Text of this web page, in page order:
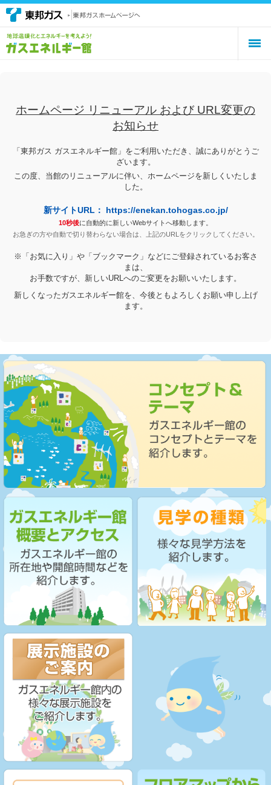
ホームページ リニューアル および URL変更の
お知らせ
「東邦ガス ガスエネルギー館」をご利用いただき、誠にありがとうご
ざいます。
この度、当館のリニューアルに伴い、ホームページを新しくいたしま
した。
新サイトURL： https://enekan.tohogas.co.jp/
10秒後に自動的に新しいWebサイトへ移動します。
お急ぎの方や自動で切り替わらない場合は、上記のURLをクリックしてください。
※「お気に入り」や「ブックマーク」などにご登録されているお客さ
まは、
お手数ですが、新しいURLへのご変更をお願いいたします。
新しくなったガスエネルギー館を、今後ともよろしくお願い申し上げ
ます。